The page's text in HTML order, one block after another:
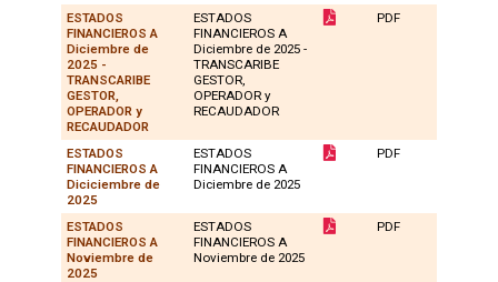
ESTADOS
FINANCIEROS A
Diciembre de
2025 -
TRANSCARIBE
GESTOR,
OPERADOR y
RECAUDADOR
ESTADOS
FINANCIEROS A
Diciembre de 2025 -
TRANSCARIBE
GESTOR,
OPERADOR y
RECAUDADOR
PDF
ESTADOS
FINANCIEROS A
Diciciembre de
2025
ESTADOS
FINANCIEROS A
Diciembre de 2025
PDF
ESTADOS
FINANCIEROS A
Noviembre de
2025
ESTADOS
FINANCIEROS A
Noviembre de 2025
PDF